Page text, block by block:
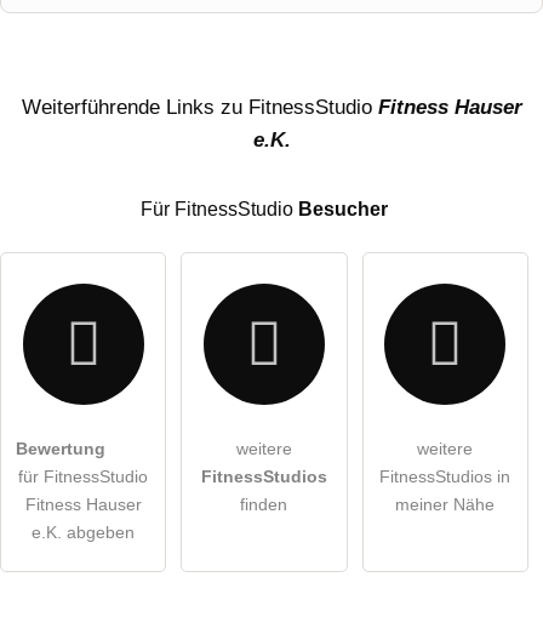
DieDatenschutzerklärunghabe ich zur Kenntnis genommen.
öffentliche Frage stellen
Weiterführende Links zu FitnessStudio Fitness Hauser
e.K.
Für FitnessStudio Besucher
Bewertung
für FitnessStudio
Fitness Hauser
e.K. abgeben
weitere
FitnessStudios
finden
weitere
FitnessStudios in
meiner Nähe